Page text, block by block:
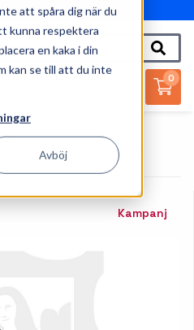
att spåra dig när du
kunna respektera
en kaka i din
kan se till att du inte
Avböj
0
Zebra Seriell Kabel - 2.1 M
Kampanj